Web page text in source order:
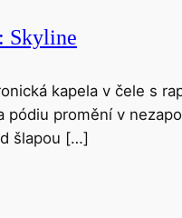
Skyline
kapela v čele s
pódiu promění v
šlapou […]